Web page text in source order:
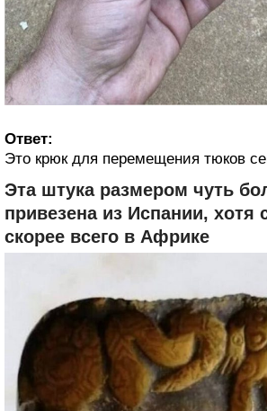
Ответ:
Это крюк для перемещения тюков
Эта штука размером чуть
привезена из Испании, хотя
скорее всего в Африке